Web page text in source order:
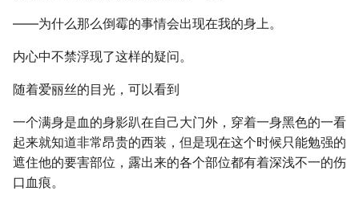
――为什么那么倒霉的事情会出现在我的身上。
内心中不禁浮现了这样的疑问。
随着爱丽丝的目光，可以看到
一个满身是血的身影趴在自己大门外，穿着一身黑色的一看
起来就知道非常昂贵的西装，但是现在这个时候只能勉强的
遮住他的要害部位，露出来的各个部位都有着深浅不一的伤
口血痕。